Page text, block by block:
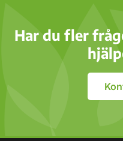
Har du fler